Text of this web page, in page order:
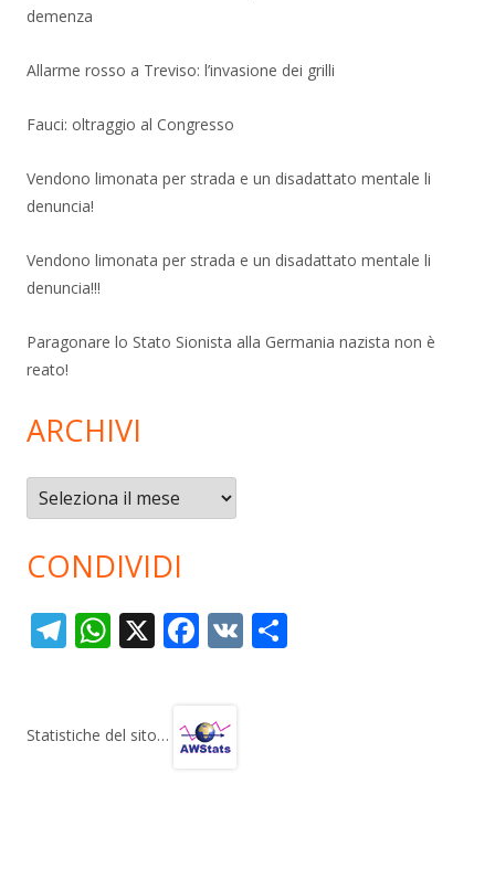
demenza
Allarme rosso a Treviso: l’invasione dei grilli
Fauci: oltraggio al Congresso
Vendono limonata per strada e un disadattato mentale li
denuncia!
Vendono limonata per strada e un disadattato mentale li
denuncia!!!
Paragonare lo Stato Sionista alla Germania nazista non è
reato!
ARCHIVI
Archivi
CONDIVIDI
T
gr
W
s
X F
b
V
Statistiche del sito…